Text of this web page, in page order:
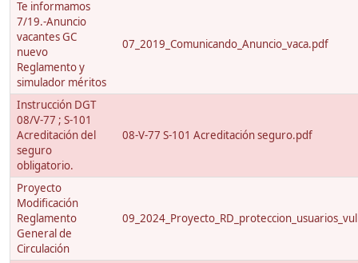
Te informamos
7/19.-Anuncio
vacantes GC
nuevo
Reglamento y
simulador méritos
07_2019_Comunicando_Anuncio_vaca.pdf
Instrucción DGT
08/V-77 ; S-101
Acreditación del
seguro
obligatorio.
08-V-77 S-101 Acreditación seguro.pdf
Proyecto
Modificación
Reglamento
General de
Circulación